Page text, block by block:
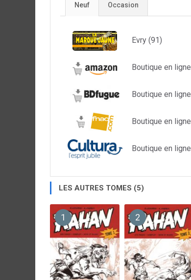
Neuf Occasion
Evry (91)
Boutique en ligne
Boutique en ligne
Boutique en ligne
Boutique en ligne
LES AUTRES TOMES (5)
1 2